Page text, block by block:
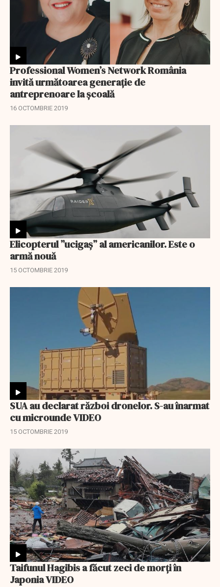
Professional Women’s Network România
invită următoarea generație de
antreprenoare la şcoală
16 OCTOMBRIE 2019
Elicopterul ”ucigaș” al americanilor. Este o
armă nouă
15 OCTOMBRIE 2019
SUA au declarat război dronelor. S-au înarmat
cu microunde VIDEO
15 OCTOMBRIE 2019
Taifunul Hagibis a făcut zeci de morți în
Japonia VIDEO